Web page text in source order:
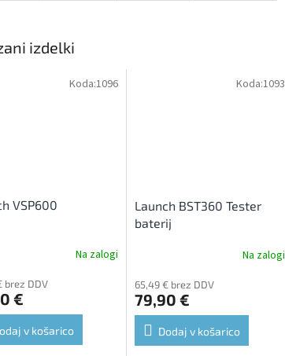
izdelki
VSP600
Na zalogi
brez DDV
€
v košarico
Koda:1096
Launch BST360 Tester
baterij
Na zalogi
65,49 € brez DDV
79,90 €
Dodaj v košarico
Koda:1093